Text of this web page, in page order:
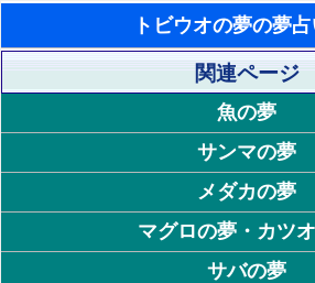
トビウオの夢の夢
東洋・西洋占星術
ホラリー占星術
手相占いで未来診
タロットカードで無
命名の姓名判断
関連ページ
魚の夢
サンマの夢
メダカの夢
マグロの夢・カツ
サバの夢